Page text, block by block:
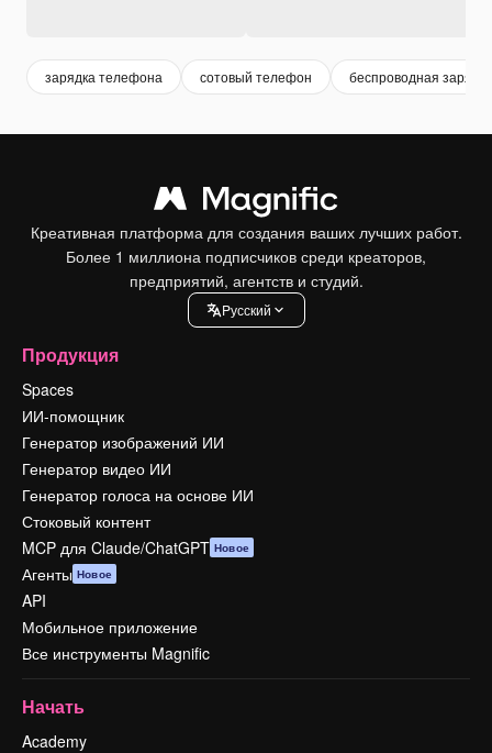
зарядка телефона сотовый телефон беспроводная зарядка
Креативная платформа для создания ваших лучших работ.
Более 1 миллиона подписчиков среди креаторов,
предприятий, агентств и студий.
Pусский
Продукция
Spaces
ИИ-помощник
Генератор изображений ИИ
Генератор видео ИИ
Генератор голоса на основе ИИ
Стоковый контент
MCP для Claude/ChatGPT Новое
Агенты Новое
API
Мобильное приложение
Все инструменты Magnific
Начать
Academy